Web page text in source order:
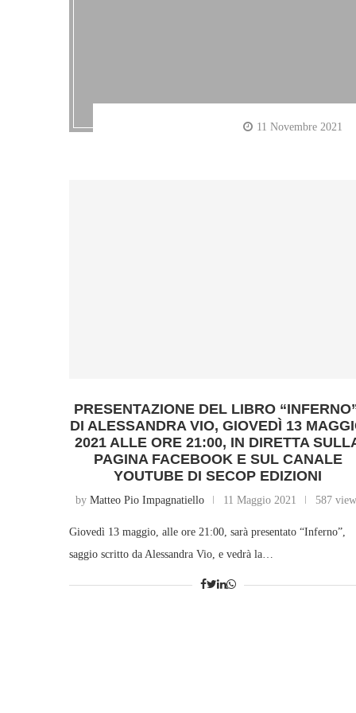
11 Novembre 2021
PRESENTAZIONE DEL LIBRO
DI ALESSANDRA VIO, GIOVEDÌ 13
2021 ALLE ORE 21:00, IN DIRETTA
PAGINA FACEBOOK E SUL CANALE
YOUTUBE DI SECOP EDIZIONI
by Matteo Pio Impagnatiello 11 Maggio 2021 587
Giovedì 13 maggio, alle ore 21:00, sarà presentato “Inferno”,
saggio scritto da Alessandra Vio, e vedrà la…